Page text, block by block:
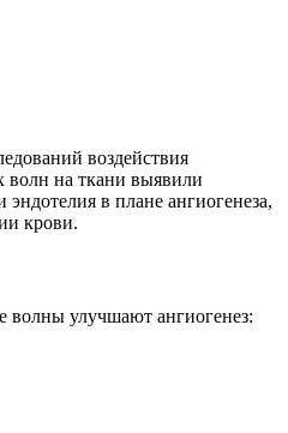
воздействия
волн на ткани выявили
в плане ангиогенеза,
крови.
волны улучшают ангиогенез: